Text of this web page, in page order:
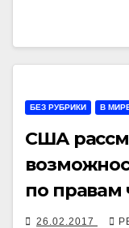
БЕЗ РУБРИКИ В
США
по правам
26.02.2017